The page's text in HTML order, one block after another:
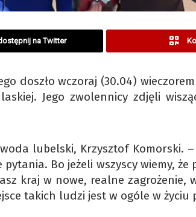
na Twitter
doszło wczoraj (30.04)
Jego zwolennicy zdjęli
lubelski, Krzysztof Komorski. –
Bo jeżeli wszyscy wiemy, że
kraj w nowe, realne zagrożenie,
takich ludzi jest w ogóle w życiu